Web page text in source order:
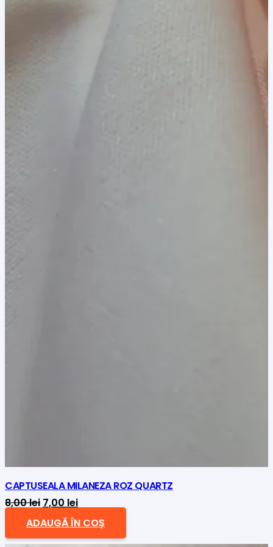
CAPTUSEALA MILANEZA ROZ QUARTZ
8,00lei Prețul
inițial
a
7,00 leiPrețul
curent
este:
ADAUGĂ ÎN COȘ